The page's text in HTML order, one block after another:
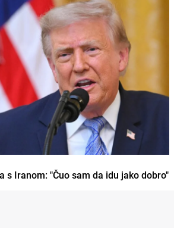
s Iranom: "Čuo sam da idu jako dobro"